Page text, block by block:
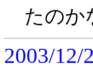
たのか
2003/12/